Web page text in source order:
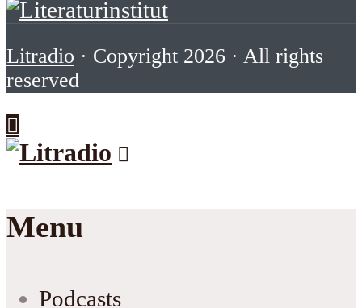
Litradio · Copyright 2026 · All rights
reserved
Menu
Podcasts